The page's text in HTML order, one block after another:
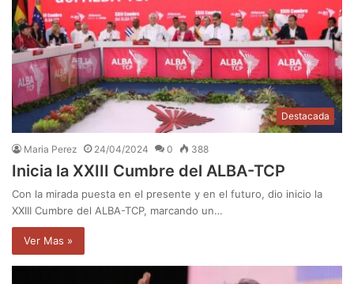
Destacada
Maria Perez 24/04/2024 0 388
Inicia la XXIII Cumbre del ALBA-TCP
Con la mirada puesta en el presente y en el futuro, dio inicio la
XXIII Cumbre del ALBA-TCP, marcando un…
Ver Mas »